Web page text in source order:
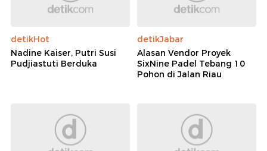
detikHot
Nadine Kaiser, Putri Susi
Pudjiastuti Berduka
detikJabar
Alasan Vendor Proyek
SixNine Padel Tebang 10
Pohon di Jalan Riau